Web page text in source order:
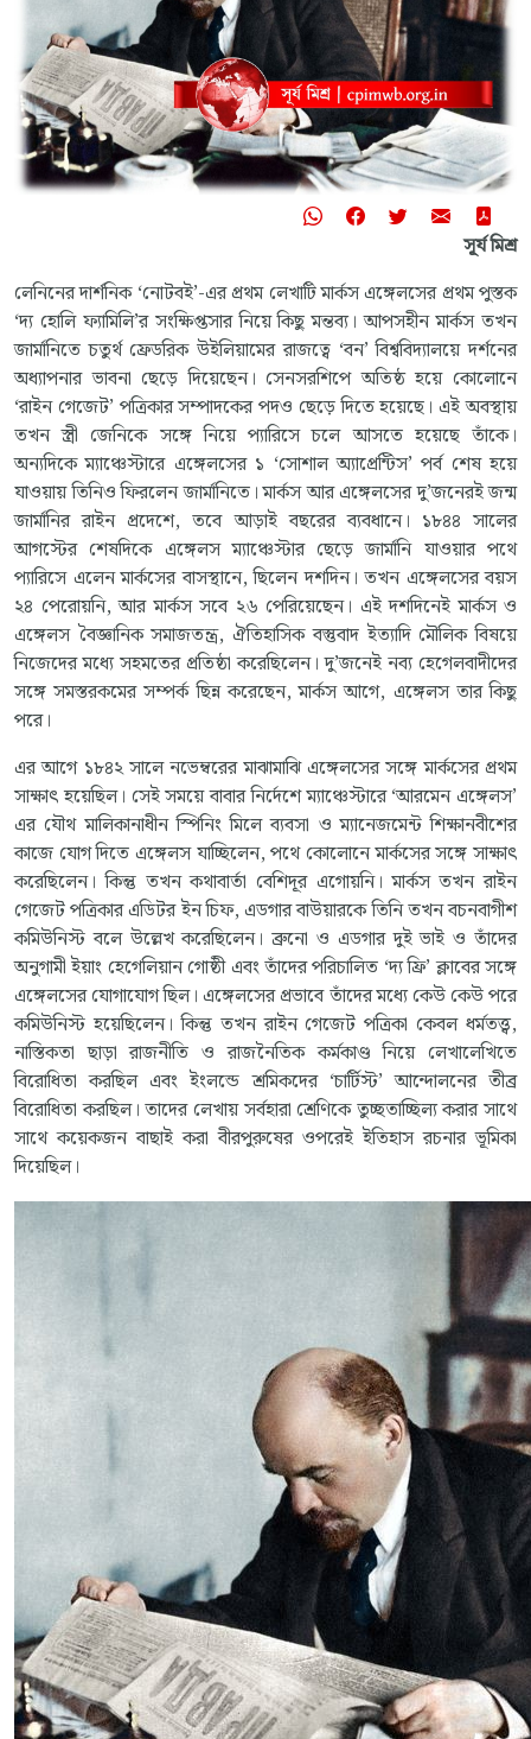
সূর্য মিশ্র
লেনিনের দার্শনিক ‘নোটবই’-এর প্রথম লেখাটি মার্কস এঙ্গেলসের প্রথম পুস্তক
‘দ্য হোলি ফ্যামিলি’র সংক্ষিপ্তসার নিয়ে কিছু মন্তব্য। আপসহীন মার্কস তখন
জার্মানিতে চতুর্থ ফ্রেডরিক উইলিয়ামের রাজত্বে ‘বন’ বিশ্ববিদ্যালয়ে দর্শনের
অধ্যাপনার ভাবনা ছেড়ে দিয়েছেন। সেনসরশিপে অতিষ্ঠ হয়ে কোলোনে
‘রাইন গেজেট’ পত্রিকার সম্পাদকের পদও ছেড়ে দিতে হয়েছে। এই অবস্থায়
তখন স্ত্রী জেনিকে সঙ্গে নিয়ে প্যারিসে চলে আসতে হয়েছে তাঁকে।
অন্যদিকে ম্যাঞ্চেস্টারে এঙ্গেলসের ১ ‘সোশাল অ্যাপ্রেন্টিস’ পর্ব শেষ হয়ে
যাওয়ায় তিনিও ফিরলেন জার্মানিতে। মার্কস আর এঙ্গেলসের দু’জনেরই জন্ম
জার্মানির রাইন প্রদেশে, তবে আড়াই বছরের ব্যবধানে। ১৮৪৪ সালের
আগস্টের শেষদিকে এঙ্গেলস ম্যাঞ্চেস্টার ছেড়ে জার্মানি যাওয়ার পথে
প্যারিসে এলেন মার্কসের বাসস্থানে, ছিলেন দশদিন। তখন এঙ্গেলসের বয়স
২৪ পেরোয়নি, আর মার্কস সবে ২৬ পেরিয়েছেন। এই দশদিনেই মার্কস ও
এঙ্গেলস বৈজ্ঞানিক সমাজতন্ত্র, ঐতিহাসিক বস্তুবাদ ইত্যাদি মৌলিক বিষয়ে
নিজেদের মধ্যে সহমতের প্রতিষ্ঠা করেছিলেন। দু’জনেই নব্য হেগেলবাদীদের
সঙ্গে সমস্তরকমের সম্পর্ক ছিন্ন করেছেন, মার্কস আগে, এঙ্গেলস তার কিছু
পরে।
এর আগে ১৮৪২ সালে নভেম্বরের মাঝামাঝি এঙ্গেলসের সঙ্গে মার্কসের প্রথম
সাক্ষাৎ হয়েছিল। সেই সময়ে বাবার নির্দেশে ম্যাঞ্চেস্টারে ‘আরমেন এঙ্গেলস’
এর যৌথ মালিকানাধীন স্পিনিং মিলে ব্যবসা ও ম্যানেজমেন্ট শিক্ষানবীশের
কাজে যোগ দিতে এঙ্গেলস যাচ্ছিলেন, পথে কোলোনে মার্কসের সঙ্গে সাক্ষাৎ
করেছিলেন। কিন্তু তখন কথাবার্তা বেশিদূর এগোয়নি। মার্কস তখন রাইন
গেজেট পত্রিকার এডিটর ইন চিফ, এডগার বাউয়ারকে তিনি তখন বচনবাগীশ
কমিউনিস্ট বলে উল্লেখ করেছিলেন। ব্রুনো ও এডগার দুই ভাই ও তাঁদের
অনুগামী ইয়াং হেগেলিয়ান গোষ্ঠী এবং তাঁদের পরিচালিত ‘দ্য ফ্রি’ ক্লাবের সঙ্গে
এঙ্গেলসের যোগাযোগ ছিল। এঙ্গেলসের প্রভাবে তাঁদের মধ্যে কেউ কেউ পরে
কমিউনিস্ট হয়েছিলেন। কিন্তু তখন রাইন গেজেট পত্রিকা কেবল ধর্মতত্ত্ব,
নাস্তিকতা ছাড়া রাজনীতি ও রাজনৈতিক কর্মকাণ্ড নিয়ে লেখালেখিতে
বিরোধিতা করছিল এবং ইংলন্ডে শ্রমিকদের ‘চার্টিস্ট’ আন্দোলনের তীব্র
বিরোধিতা করছিল। তাদের লেখায় সর্বহারা শ্রেণিকে তুচ্ছতাচ্ছিল্য করার সাথে
সাথে কয়েকজন বাছাই করা বীরপুরুষের ওপরেই ইতিহাস রচনার ভূমিকা
দিয়েছিল।